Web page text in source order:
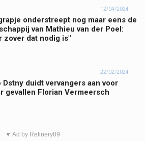
12/04/2024
onderstreept nog maar eens de
van Mathieu van der Poel:
zover dat nodig is"
22/02/2024
Dstny duidt vervangers aan voor
gevallen Florian Vermeersch
▼ Ad by Refinery89